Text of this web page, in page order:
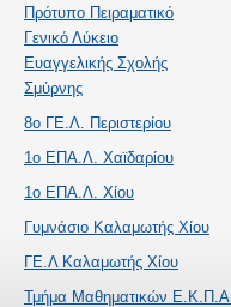
Πρότυπο Πειραματικό
Γενικό Λύκειο
Ευαγγελικής Σχολής
Σμύρνης
8ο ΓΕ.Λ. Περιστερίου
1ο ΕΠΑ.Λ. Χαϊδαρίου
1ο ΕΠΑ.Λ. Χίου
Γυμνάσιο Καλαμωτής Χίου
ΓΕ.Λ Καλαμωτής Χίου
Τμήμα Μαθηματικών Ε.Κ.Π.Α.